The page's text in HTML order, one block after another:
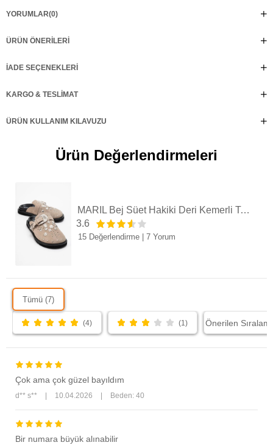
katarken, gümüş tonlu kemer tokası ve zarif troklu işlemeleriyle sokak stilinize
şıklığında hem de günlük kombinlerde fark yaratmak isteyenlerin favorisi
YORUMLAR(0)
ÜRÜN ÖNERILERI
İADE SEÇENEKLERI
KARGO & TESLIMAT
ÜRÜN KULLANIM KILAVUZU
Ürün Değerlendirmeleri
MARİL Bej Süet Hakiki Deri Kemerli Tokalı Burnu Kapalı Kadın Terlik
3.6
15 Değerlendirme | 7 Yorum
Tümü (7)
(4) (1)
Çok ama çok güzel bayıldım
d** s** 10.04.2026 Beden: 40
Bir numara büyük alınabilir